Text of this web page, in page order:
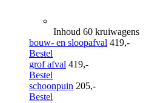
Inhoud 60 kruiwagens
bouw- en sloopafval 419,-
Bestel
grof afval 419,-
Bestel
schoonpuin 205,-
Bestel